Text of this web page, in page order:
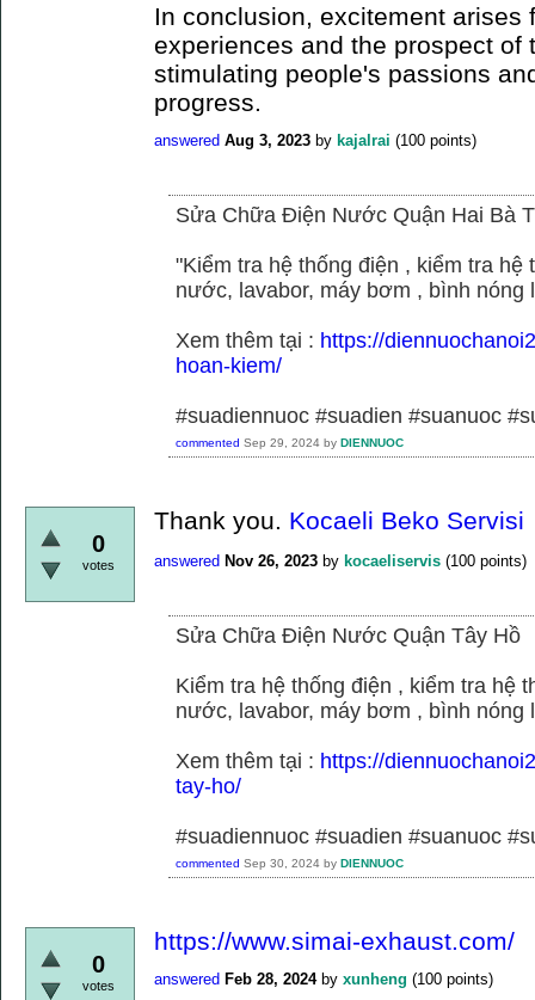
In conclusion, excitement arises
experiences and the prospect of
stimulating people's passions
progress.
answered Aug 3, 2023 by kajalrai (100 points)
Sửa Chữa Điện Nước Quận Hai Bà
"Kiểm tra hệ thống điện , kiểm tra
nước, lavabor, máy bơm , bình nóng
Xem thêm tại : https://
hoan-kiem/
#suadiennuoc #suadien #suanuoc
commented Sep 29, 2024 by DIENNUOC
0
votes
Thank you. Kocaeli Beko Servisi
answered Nov 26, 2023 by kocaeliservis (100 points)
Sửa Chữa Điện Nước Quận Tây Hồ
Kiểm tra hệ thống điện , kiểm tra hệ
nước, lavabor, máy bơm , bình nóng
Xem thêm tại : https://
tay-ho/
#suadiennuoc #suadien #suanuoc
commented Sep 30, 2024 by DIENNUOC
0
votes
https://www.simai-exhaust.com/
answered Feb 28, 2024 by xunheng (100 points)